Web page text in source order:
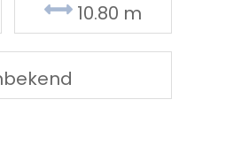
10.80 m